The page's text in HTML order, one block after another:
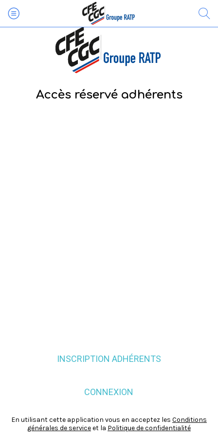
Accès réservé adhérents
INSCRIPTION ADHÉRENTS
CONNEXION
En utilisant cette application vous en acceptez les Conditions
générales de serviceet la Politique de confidentialité